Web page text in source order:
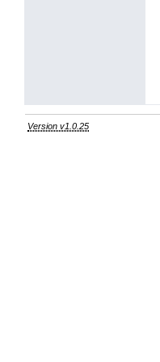
Version v1.0.25